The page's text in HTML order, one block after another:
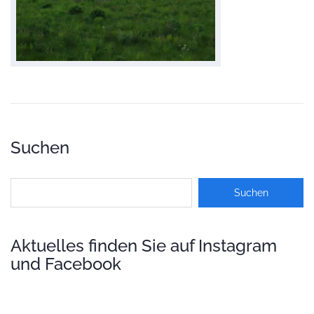
Suchen
Aktuelles finden Sie auf Instagram
und Facebook